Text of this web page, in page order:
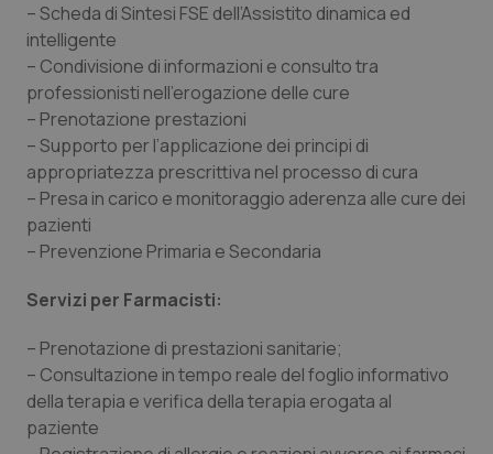
– Scheda di Sintesi FSE dell’Assistito dinamica ed
intelligente
– Condivisione di informazioni e consulto tra
professionisti nell’erogazione delle cure
– Prenotazione prestazioni
– Supporto per l’applicazione dei principi di
appropriatezza prescrittiva nel processo di cura
– Presa in carico e monitoraggio aderenza alle cure dei
pazienti
– Prevenzione Primaria e Secondaria
Servizi per Farmacisti:
– Prenotazione di prestazioni sanitarie;
– Consultazione in tempo reale del foglio informativo
della terapia e verifica della terapia erogata al
paziente